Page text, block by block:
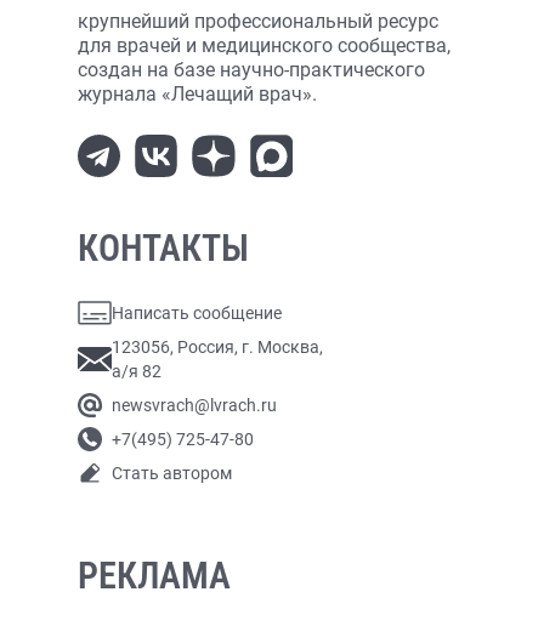
крупнейший профессиональный ресурс
для врачей и медицинского сообщества,
создан на базе научно-практического
журнала «Лечащий врач».
КОНТАКТЫ
Написать сообщение
123056, Россия, г. Москва,
а/я 82
newsvrach@lvrach.ru
+7(495) 725-47-80
Стать автором
РЕКЛАМА